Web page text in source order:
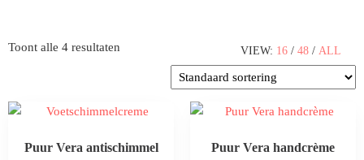
VIEW: 16 / 48 / ALL
Toont alle 4 resultaten
Puur Vera antischimmel
Puur Vera handcrème